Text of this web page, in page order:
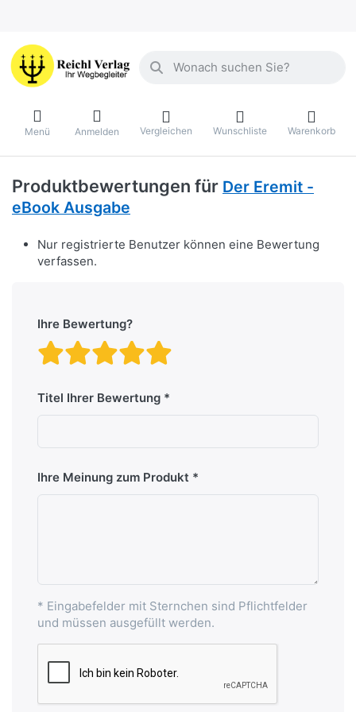
Geben Sie einen Suchbegriff ein.
Menü Anmelden Vergleichen Wunschliste Warenkorb
Produktbewertungen für Der Eremit -
eBook Ausgabe
Nur registrierte Benutzer können eine Bewertung
verfassen.
Ihre Bewertung?
Bewertung: 4 von
Bewertung: 3 von 5
Bewertung: 2 von 5
Bewertung: 1 von 5
Titel Ihrer Bewertung
Ihre Meinung zum Produkt
* Eingabefelder mit Sternchen sind Pflichtfelder
und müssen ausgefüllt werden.